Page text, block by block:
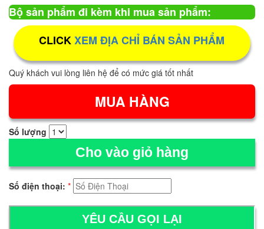
Bộ sản phẩm đi kèm khi mua sản phẩm:
CLICKXEM ĐỊA CHỈ BÁN SẢN PHẨM
Quý khách vui lòng liên hệ để có mức giá tốt nhất
Số lượng
Cho vào giỏ hàng
Số điện thoại: *